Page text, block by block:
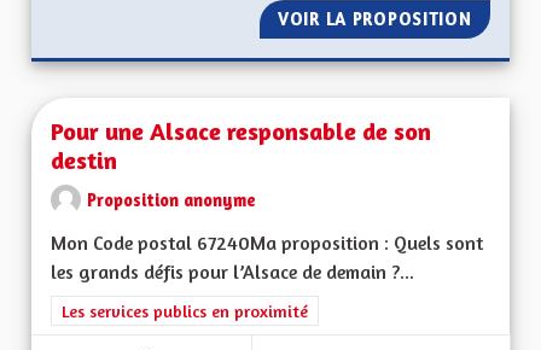
VOIR LA PROPOSITION
Pour une Alsace responsable de son
destin
Proposition anonyme
Mon Code postal 67240Ma proposition : Quels sont
les grands défis pour l’Alsace de demain ?...
Filtrer les résultats de la catégorie : Les services publics en
Les services publics en proximité